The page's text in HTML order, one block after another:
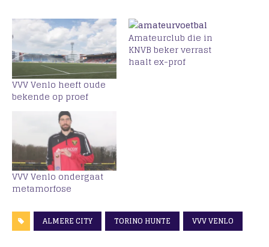
VVV Venlo heeft oude
bekende op proef
Amateurclub die in
KNVB beker verrast
haalt ex-prof
VVV Venlo ondergaat
metamorfose
ALMERE CITY TORINO HUNTE VVV VENLO